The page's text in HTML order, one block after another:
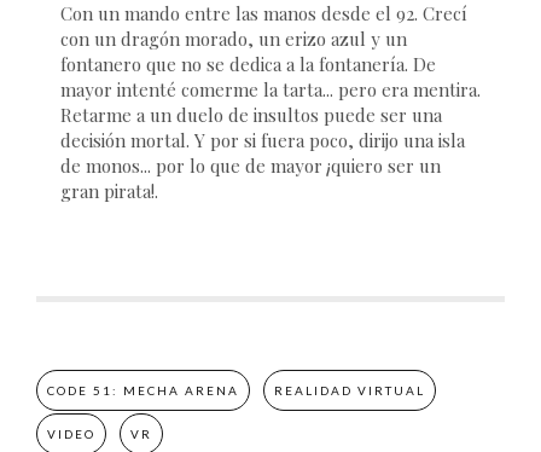
Con un mando entre las manos desde el 92. Crecí
con un dragón morado, un erizo azul y un
fontanero que no se dedica a la fontanería. De
mayor intenté comerme la tarta... pero era mentira.
Retarme a un duelo de insultos puede ser una
decisión mortal. Y por si fuera poco, dirijo una isla
de monos... por lo que de mayor ¡quiero ser un
gran pirata!.
CODE 51: MECHA ARENA REALIDAD VIRTUAL
VIDEO VR